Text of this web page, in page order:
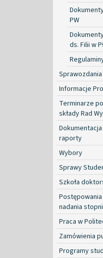
PW
ds. Filii w
Sprawozdania
Informacje
Terminarze
składy Rad
raporty
Wybory
Sprawy
Szkoła
nadania
Praca w
Zamówienia
Programy